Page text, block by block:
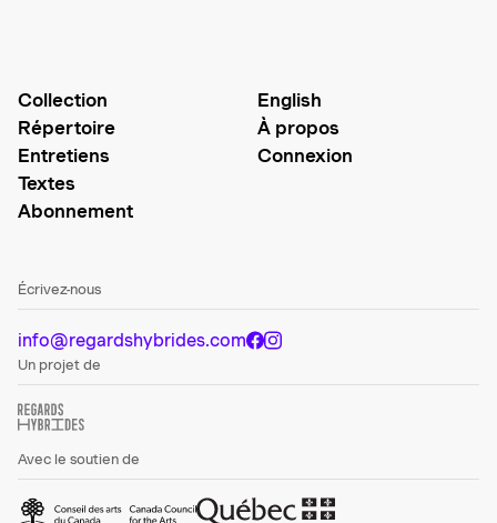
Collection
Répertoire
Entretiens
Textes
Abonnement
English
À propos
Connexion
Écrivez-nous
info@regardshybrides.com
Un projet de
Avec le soutien de